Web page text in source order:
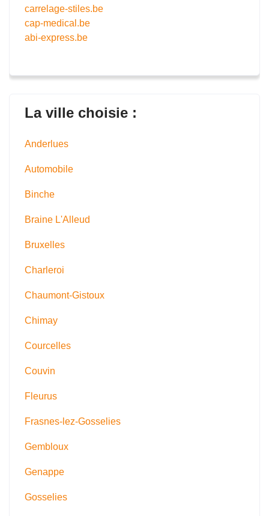
carrelage-stiles.be
cap-medical.be
abi-express.be
La ville choisie :
Anderlues
Automobile
Binche
Braine L'Alleud
Bruxelles
Charleroi
Chaumont-Gistoux
Chimay
Courcelles
Couvin
Fleurus
Frasnes-lez-Gosselies
Gembloux
Genappe
Gosselies